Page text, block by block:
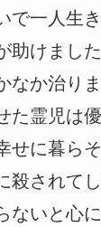
で一人生
助けまし
なか治り
た霊児は
せに暮ら
殺されて
ないと心